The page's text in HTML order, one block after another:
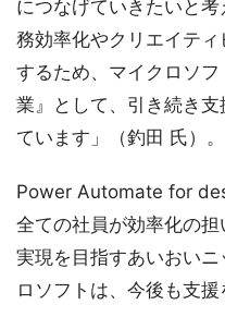
につなげていきたいと
務効率化やクリエイテ
するため、マイクロソ
業』として、引き続き
ています」（釣田 氏）。
Power Automate for
全ての社員が効率化の
実現を目指すあいおい
ロソフトは、今後も支援